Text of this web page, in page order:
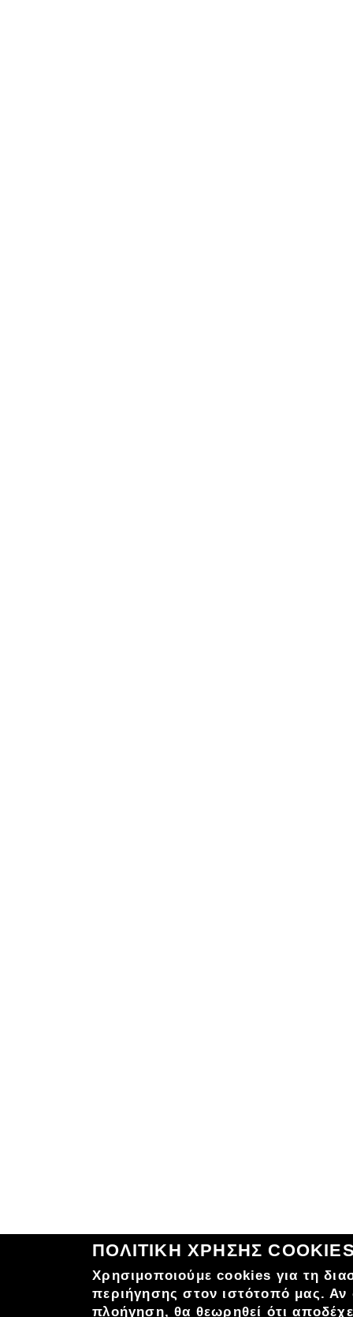
ΠΟΛΙΤΙΚΗ ΧΡΗΣΗΣ
Χρησιμοποιούμε cookies για τη
περιήγησης στον ιστότοπό μας. Αν
πλοήγηση, θα θεωρηθεί ότι